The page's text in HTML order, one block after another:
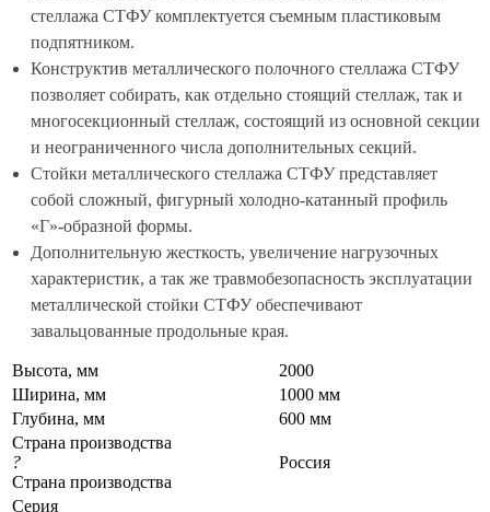
стеллажа СТФУ комплектуется съемным пластиковым
подпятником.
Конструктив металлического полочного стеллажа СТФУ
позволяет собирать, как отдельно стоящий стеллаж, так и
многосекционный стеллаж, состоящий из основной секции
и неограниченного числа дополнительных секций.
Стойки металлического стеллажа СТФУ представляет
собой сложный, фигурный холодно-катанный профиль
«Г»-образной формы.
Дополнительную жесткость, увеличение нагрузочных
характеристик, а так же травмобезопасность эксплуатации
металлической стойки СТФУ обеспечивают
завальцованные продольные края.
Высота, мм
2000
Ширина, мм
1000 мм
Глубина, мм
600 мм
Страна производства
?
Страна производства
Россия
Серия